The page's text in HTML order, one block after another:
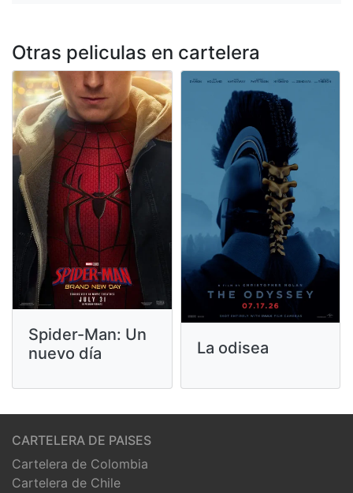
Otras peliculas en cartelera
Spider-Man: Un
nuevo día
La odisea
CARTELERA DE PAISES
Cartelera de Colombia
Cartelera de Chile